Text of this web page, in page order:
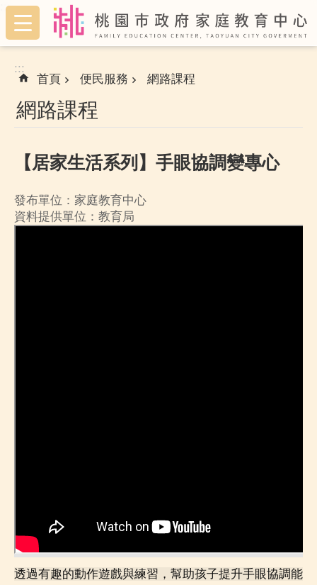
跳到主要內容區塊
:::
:::
首頁 便民服務 網路課程
網路課程
【居家生活系列】手眼協調變專心
發布單位：家庭教育中心
資料提供單位：教育局
透過有趣的動作遊戲與練習，幫助孩子提升手眼協調能